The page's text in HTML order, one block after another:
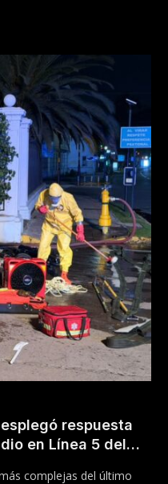
respuesta
en Línea 5 del
complejas del último